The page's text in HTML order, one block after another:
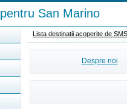
San Marino
Lista destinatii acoperite de
Despre noi